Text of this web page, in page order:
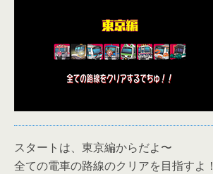
スタートは、東京編からだよ〜
全ての電車の路線のクリアを目指すよ！